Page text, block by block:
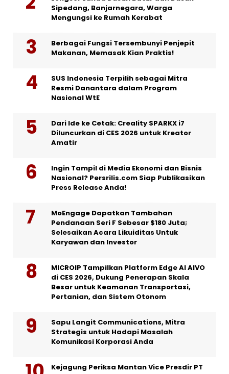
Sipedang, Banjarnegara, Warga
Mengungsi ke Rumah Kerabat
Berbagai Fungsi Tersembunyi Penjepit
Makanan, Memasak Kian Praktis!
SUS Indonesia Terpilih sebagai Mitra
Resmi Danantara dalam Program
Nasional WtE
Dari Ide ke Cetak: Creality SPARKX i7
Diluncurkan di CES 2026 untuk Kreator
Amatir
Ingin Tampil di Media Ekonomi dan Bisnis
Nasional? Persrilis.com Siap Publikasikan
Press Release Anda!
MoEngage Dapatkan Tambahan
Pendanaan Seri F Sebesar $180 Juta;
Selesaikan Acara Likuiditas Untuk
Karyawan dan Investor
MICROIP Tampilkan Platform Edge AI AIVO
di CES 2026, Dukung Penerapan Skala
Besar untuk Keamanan Transportasi,
Pertanian, dan Sistem Otonom
Sapu Langit Communications, Mitra
Strategis untuk Hadapi Masalah
Komunikasi Korporasi Anda
Kejagung Periksa Mantan Vice Presdir PT